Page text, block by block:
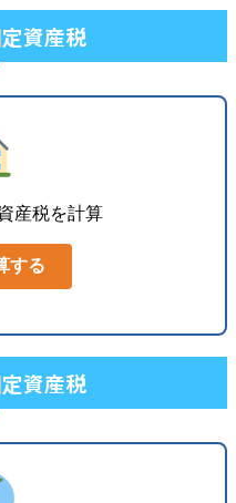
資産税
産税を計算
する
資産税